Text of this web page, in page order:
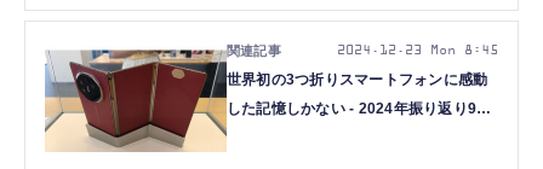
世界初の3つ折りスマートフォンに感動
した記憶しかない - 2024年振り返り9月
2024.12.23 Mon 8:45